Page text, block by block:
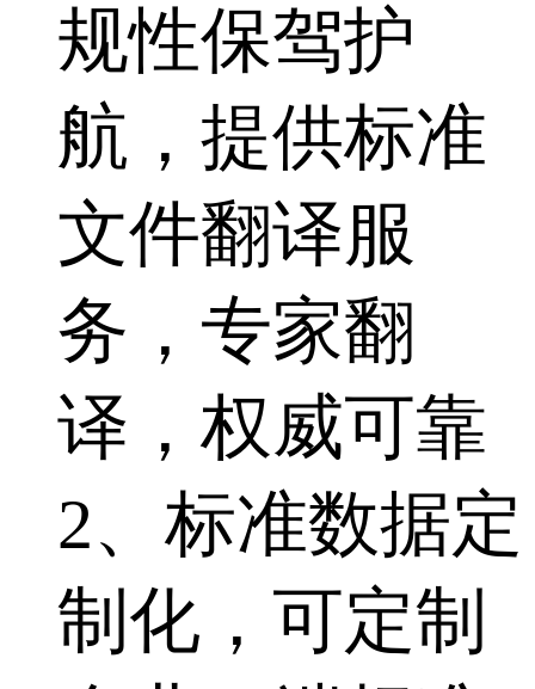
规性保驾护
航，提供标准
文件翻译服
务，专家翻
译，权威可靠
2、标准数据定
制化，可定制